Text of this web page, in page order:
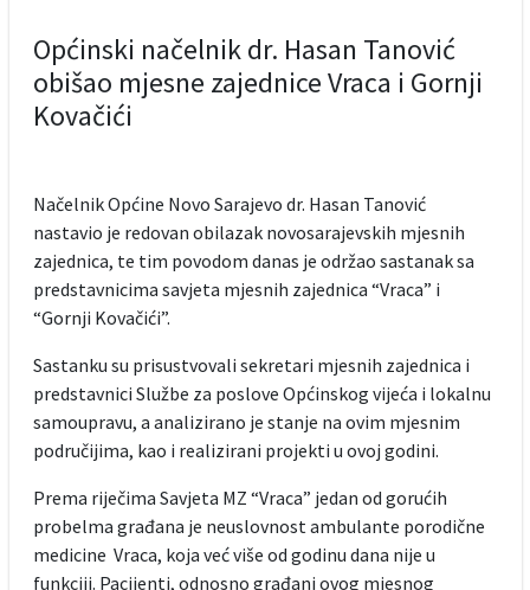
Općinski načelnik dr. Hasan Tanović
obišao mjesne zajednice Vraca i Gornji
Kovačići
Načelnik Općine Novo Sarajevo dr. Hasan Tanović
nastavio je redovan obilazak novosarajevskih mjesnih
zajednica, te tim povodom danas je održao sastanak sa
predstavnicima savjeta mjesnih zajednica “Vraca” i
“Gornji Kovačići”.
Sastanku su prisustvovali sekretari mjesnih zajednica i
predstavnici Službe za poslove Općinskog vijeća i lokalnu
samoupravu, a analizirano je stanje na ovim mjesnim
područijima, kao i realizirani projekti u ovoj godini.
Prema riječima Savjeta MZ “Vraca” jedan od gorućih
probelma građana je neuslovnost ambulante porodične
medicine Vraca, koja već više od godinu dana nije u
funkciji. Pacijenti, odnosno građani ovog mjesnog